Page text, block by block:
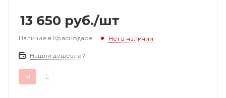
13 650 руб./шт
Наличие в Краснодаре Нет в наличии
Нашли дешевле?
M L